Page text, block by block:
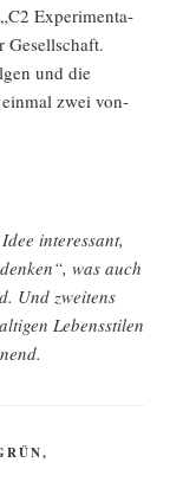
Expe­ri­men­ta­
Gesell­schaft.
und die
ein­mal zwei von­
inter­es­sant,
was auch
Und zwei­tens
Lebens­sti­len
,